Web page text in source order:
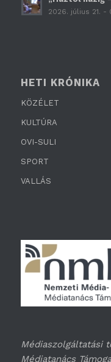
2026. július 21. -
HETI KRÓNIKA
KÖZÉLET
KULTÚRA
OVI-SULI
SPORT
VALLÁS
Médiaszolgáltatási
Médiatanács